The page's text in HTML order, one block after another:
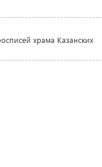
храма Казанских